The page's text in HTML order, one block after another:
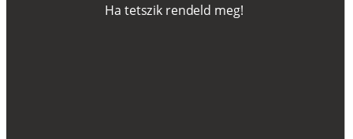
Ha tetszik rendeld meg!